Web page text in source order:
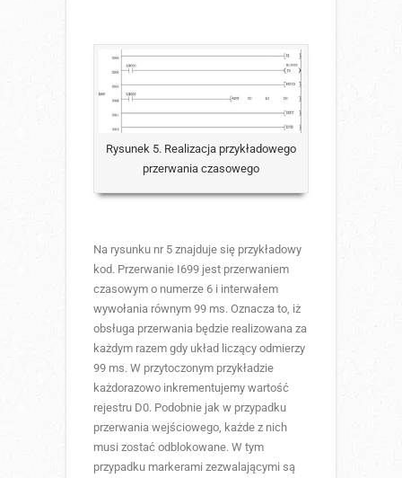
Rysunek 5. Realizacja przykładowego
przerwania czasowego
Na rysunku nr 5 znajduje się przykładowy
kod. Przerwanie I699 jest przerwaniem
czasowym o numerze 6 i interwałem
wywołania równym 99 ms. Oznacza to, iż
obsługa przerwania będzie realizowana za
każdym razem gdy układ liczący odmierzy
99 ms. W przytoczonym przykładzie
każdorazowo inkrementujemy wartość
rejestru D0. Podobnie jak w przypadku
przerwania wejściowego, każde z nich
musi zostać odblokowane. W tym
przypadku markerami zezwalającymi są